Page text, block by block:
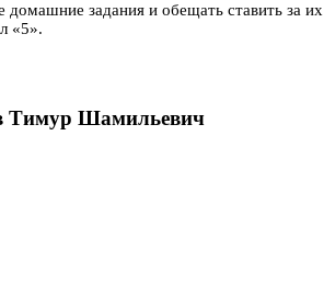
домашние задания и обещать ставить за их
«5».
Тимур Шамильевич